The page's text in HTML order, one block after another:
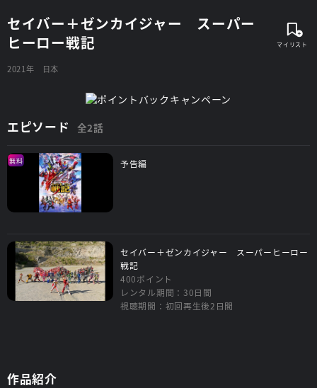
セイバー＋ゼンカイジャー スーパー
ヒーロー戦記
2021年 日本
エピソード 全2話
無料 予告編
セイバー＋ゼンカイジャー スーパーヒーロー
戦記
400ポイント
レンタル期間：30日間
視聴期間：初回再生後2日間
作品紹介